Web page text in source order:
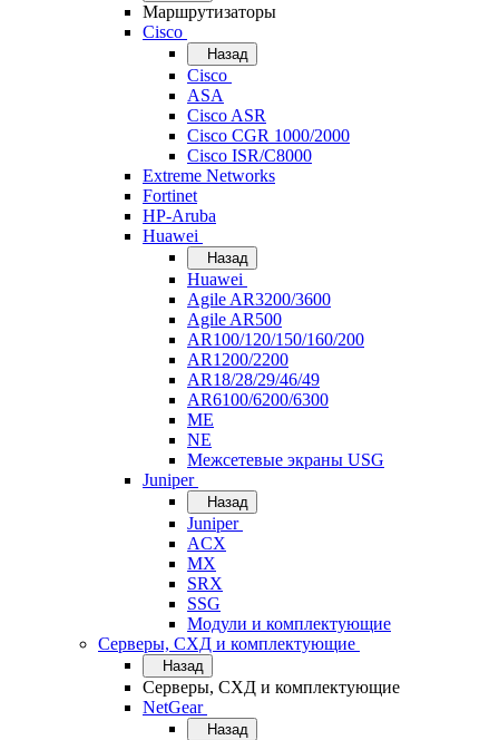
Маршрутизаторы
Cisco
Назад
Cisco
ASA
Cisco ASR
Cisco CGR 1000/2000
Cisco ISR/С8000
Extreme Networks
Fortinet
HP-Aruba
Huawei
Назад
Huawei
Agile AR3200/3600
Agile AR500
AR100/120/150/160/200
AR1200/2200
AR18/28/29/46/49
AR6100/6200/6300
ME
NE
Межсетевые экраны USG
Juniper
Назад
Juniper
ACX
MX
SRX
SSG
Модули и комплектующие
Серверы, СХД и комплектующие
Назад
Серверы, СХД и комплектующие
NetGear
Назад